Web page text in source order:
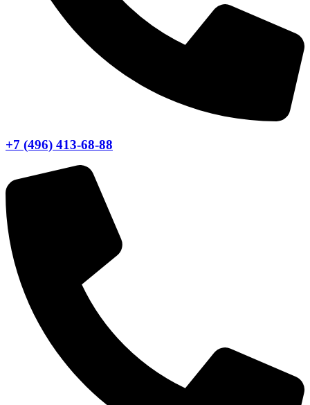
+7 (496) 413-68-88